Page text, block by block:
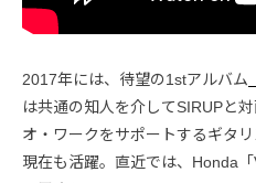
2017年には、待望の1stアルバム
は共通の知人を介してSIRUPと
オ・ワークをサポートするギタ
現在も活躍。直近では、Honda